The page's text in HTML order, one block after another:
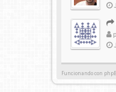
Funcionando con